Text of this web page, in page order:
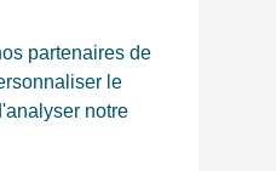
partenaires de
le
notre